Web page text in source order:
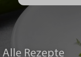
Alle Rezepte